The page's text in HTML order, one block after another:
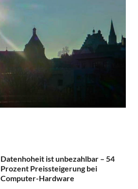
Datenhoheit ist unbezahlbar – 54
Prozent Preissteigerung bei
Computer-Hardware